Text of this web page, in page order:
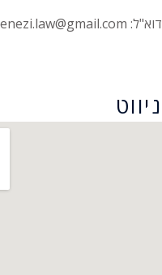
דוא"ל: cohenezi.law@gmail.com
ניווט